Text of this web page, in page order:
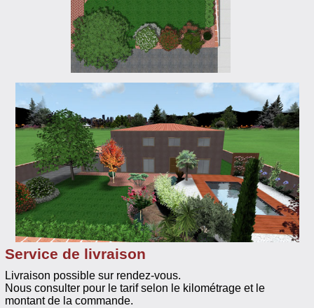
Service de livraison
Livraison possible sur rendez-vous.
Nous consulter pour le tarif selon le kilométrage et le
montant de la commande.